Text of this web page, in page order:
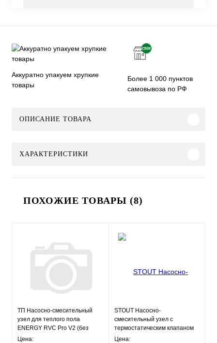
Аккуратно упакуем хрупкие
товары
Более 1 000 пунктов
самовывоза по РФ
ОПИСАНИЕ ТОВАРА
ХАРАКТЕРИСТИКИ
ПОХОЖИЕ ТОВАРЫ (8)
ТП Насосно-смесительный
узел для теплого пола
ENERGY RVC Pro V2 (без
насоса)
Цена:
STOUT Насосно-
смесительный узел с
термостатическим клапаном
20-43°C, с насосом UPSO
Цена: